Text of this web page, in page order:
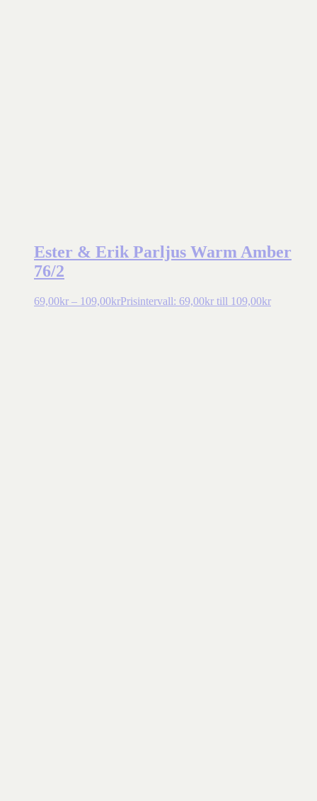
Ester & Erik Parljus Warm Amber
76/2
69,00kr – 109,00krPrisintervall: 69,00kr till 109,00kr